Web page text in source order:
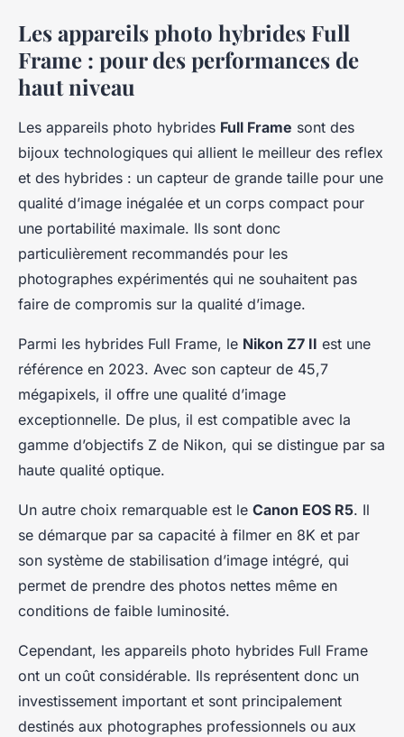
Les appareils photo hybrides Full
Frame : pour des performances de
haut niveau
Les appareils photo hybrides Full Frame sont des
bijoux technologiques qui allient le meilleur des reflex
et des hybrides : un capteur de grande taille pour une
qualité d’image inégalée et un corps compact pour
une portabilité maximale. Ils sont donc
particulièrement recommandés pour les
photographes expérimentés qui ne souhaitent pas
faire de compromis sur la qualité d’image.
Parmi les hybrides Full Frame, le Nikon Z7 II est une
référence en 2023. Avec son capteur de 45,7
mégapixels, il offre une qualité d’image
exceptionnelle. De plus, il est compatible avec la
gamme d’objectifs Z de Nikon, qui se distingue par sa
haute qualité optique.
Un autre choix remarquable est le Canon EOS R5. Il
se démarque par sa capacité à filmer en 8K et par
son système de stabilisation d’image intégré, qui
permet de prendre des photos nettes même en
conditions de faible luminosité.
Cependant, les appareils photo hybrides Full Frame
ont un coût considérable. Ils représentent donc un
investissement important et sont principalement
destinés aux photographes professionnels ou aux